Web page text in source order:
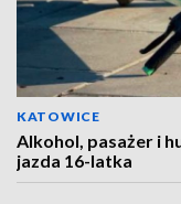
KATOWICE
Alkohol, pasażer i
jazda 16-latka